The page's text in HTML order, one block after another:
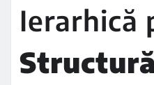
Ierarhică